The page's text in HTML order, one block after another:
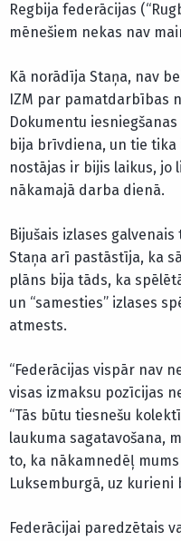
Regbija federācijas
mēnešiem nekas nav
Kā norādīja Staņa, nav
IZM par pamatdarbības
Dokumentu
bija brīvdiena, un tie tika
nostājas ir bijis laikus,
nākamajā darba dienā.
Bijušais izlases
Staņa arī pastāstīja, ka
plāns bija tāds, ka
un “samesties” izlases
atmests.
“Federācijas vispār nav
visas izmaksu pozīcijas
“Tās būtu tiesnešu
laukuma sagatavošana,
to, ka nākamnedēļ
Luksemburgā, uz
Federācijai paredzētais